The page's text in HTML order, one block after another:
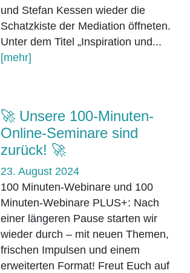
und Stefan Kessen wieder die
Schatzkiste der Mediation öffneten.
Unter dem Titel „Inspiration und...
[mehr]
🚀 Unsere 100-Minuten-
Online-Seminare sind
zurück! 🚀
23. August 2024
100 Minuten-Webinare und 100
Minuten-Webinare PLUS+: Nach
einer längeren Pause starten wir
wieder durch – mit neuen Themen,
frischen Impulsen und einem
erweiterten Format! Freut Euch auf